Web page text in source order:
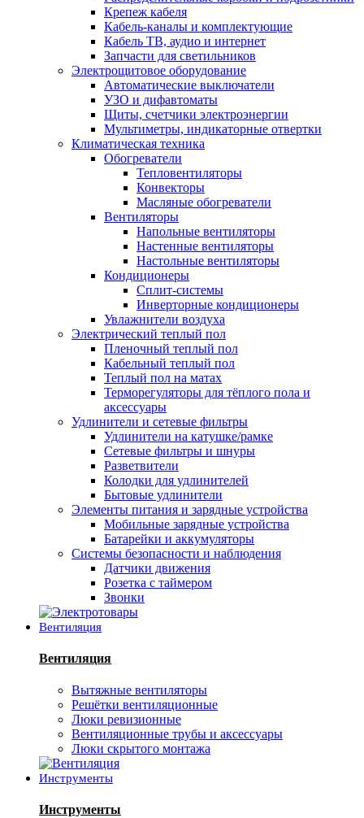
Крепеж кабеля
Кабель-каналы и комплектующие
Кабель ТВ, аудио и интернет
Запчасти для светильников
Электрощитовое оборудование
Автоматические выключатели
УЗО и дифавтоматы
Щиты, счетчики электроэнергии
Мультиметры, индикаторные отвертки
Климатическая техника
Обогреватели
Тепловентиляторы
Конвекторы
Масляные обогреватели
Вентиляторы
Напольные вентиляторы
Настенные вентиляторы
Настольные вентиляторы
Кондиционеры
Сплит-системы
Инверторные кондиционеры
Увлажнители воздуха
Электрический теплый пол
Пленочный теплый пол
Кабельный теплый пол
Теплый пол на матах
Терморегуляторы для тёплого пола и
аксессуары
Удлинители и сетевые фильтры
Удлинители на катушке/рамке
Сетевые фильтры и шнуры
Разветвители
Колодки для удлинителей
Бытовые удлинители
Элементы питания и зарядные устройства
Мобильные зарядные устройства
Батарейки и аккумуляторы
Системы безопасности и наблюдения
Датчики движения
Розетка с таймером
Звонки
Вентиляция
Вентиляция
Вытяжные вентиляторы
Решётки вентиляционные
Люки ревизионные
Вентиляционные трубы и аксессуары
Люки скрытого монтажа
Инструменты
Инструменты